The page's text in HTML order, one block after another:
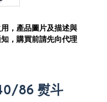
，產品圖片及描述與
，購買前請先向代理
86 熨斗